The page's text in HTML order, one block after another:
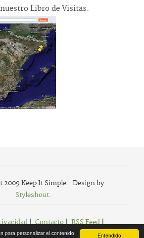
Entendido
para personalizar el contenido
Libro de Visitas.
2009 Keep It Simple. Design by
Styleshout.
| Contacto| RSS Feed|
Agregar a Favoritos